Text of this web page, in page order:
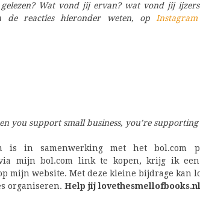
gelezen? Wat vond jij ervan? wat vond jij
reacties hieronder weten, op
Instagram
you support small business, you’re
is in samenwerking met het bol.com
mijn bol.com link te kopen, krijg ik
mijn website. Met deze kleine bijdrage kan
organiseren. Help jij